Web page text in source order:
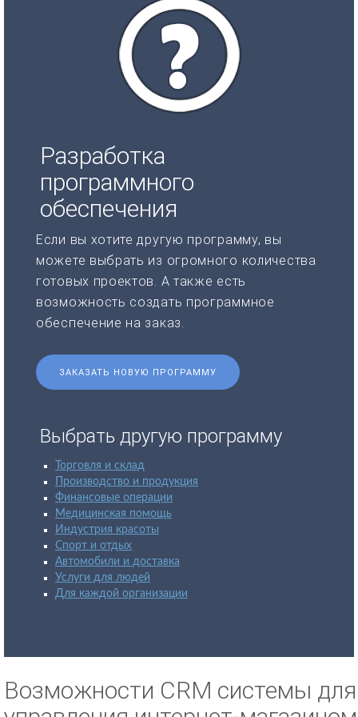
Разработка
программного
обеспечения
Если вы хотите другую программу, вы
можете выбрать из огромного количества
готовых проектов. А также есть
возможность создать программное
обеспечение на заказ.
ЗАКАЗАТЬ НОВУЮ ПРОГРАММУ
Выбрать другую программу
Торговля и склад
Производство и продукция
Финансовые операции
Медицинская помощь
Индустрия красоты
Спорт и отдых
Автомобили и доставка
Услуги для людей
Для каждой организации
Возможности CRM системы для